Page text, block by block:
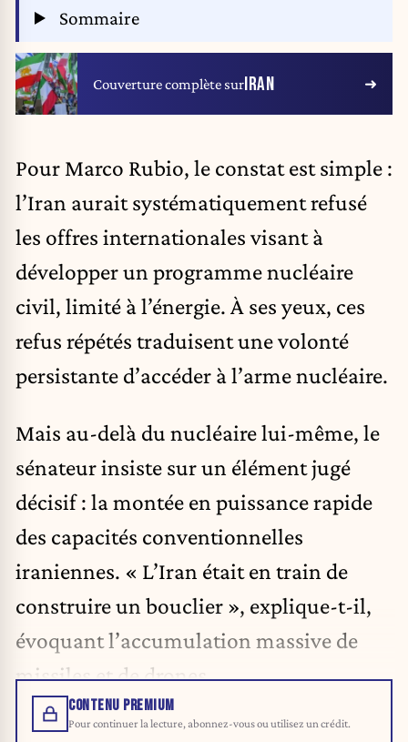
Sommaire
Couverture complète surIRAN
Pour Marco Rubio, le constat est simple :
l’Iran aurait systématiquement refusé
les offres internationales visant à
développer un programme nucléaire
civil, limité à l’énergie. À ses yeux, ces
refus répétés traduisent une volonté
persistante d’accéder à l’arme nucléaire.
Mais au-delà du nucléaire lui-même, le
sénateur insiste sur un élément jugé
décisif : la montée en puissance rapide
des capacités conventionnelles
iraniennes. « L’Iran était en train de
construire un bouclier », explique-t-il,
évoquant l’accumulation massive de
missiles et de drones.
CONTENU PREMIUM
Pour continuer la lecture, abonnez-vous ou utilisez un crédit.